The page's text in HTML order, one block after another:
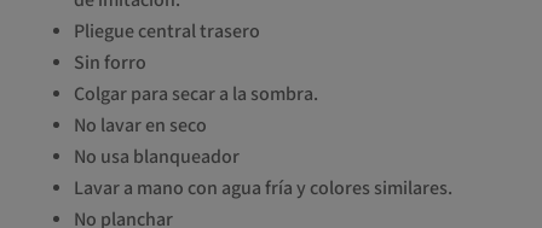
Pliegue central trasero
Sin forro
Colgar para secar a la sombra.
No lavar en seco
No usa blanqueador
Lavar a mano con agua fría y colores similares.
No planchar